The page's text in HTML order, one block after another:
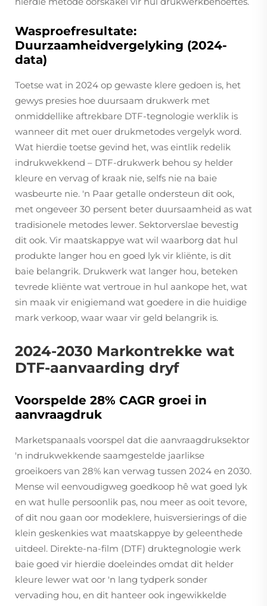
Wasproefresultate:
Duurzaamheidvergelyking (2024-
data)
Toetse wat in 2024 op gewaste klere gedoen is, het
gewys presies hoe duursaam drukwerk met
onmiddellike aftrekbare DTF-tegnologie werklik is
wanneer dit met ouer drukmetodes vergelyk word.
Wat hierdie toetse gevind het, was eintlik redelik
indrukwekkend – DTF-drukwerk behou sy helder
kleure en vervag of kraak nie, selfs nie na baie
wasbeurte nie. 'n Paar getalle ondersteun dit ook,
met ongeveer 30 persent beter duursaamheid as wat
tradisionele metodes lewer. Sektorverslae bevestig
dit ook. Vir maatskappye wat wil waarborg dat hul
produkte langer hou en goed lyk vir kliënte, is dit
baie belangrik. Drukwerk wat langer hou, beteken
tevrede kliënte wat vertroue in hul aankope het, wat
sin maak vir enigiemand wat goedere in die huidige
mark verkoop, waar waar vir geld belangrik is.
2024-2030 Markontrekke wat
DTF-aanvaarding dryf
Voorspelde 28% CAGR groei in
aanvraagdruk
Marketspanaals voorspel dat die aanvraagdruksektor
'n indrukwekkende saamgestelde jaarlikse
groeikoers van 28% kan verwag tussen 2024 en 2030.
Mense wil eenvoudigweg goedkoop hê wat goed lyk
en wat hulle persoonlik pas, nou meer as ooit tevore,
of dit nou gaan oor modeklere, huisversierings of die
klein geskenkies wat maatskappye by geleenthede
uitdeel. Direkte-na-film (DTF) druktegnologie werk
baie goed vir hierdie doeleindes omdat dit helder
kleure lewer wat oor 'n lang tydperk sonder
vervading hou, en dit hanteer ook ingewikkelde